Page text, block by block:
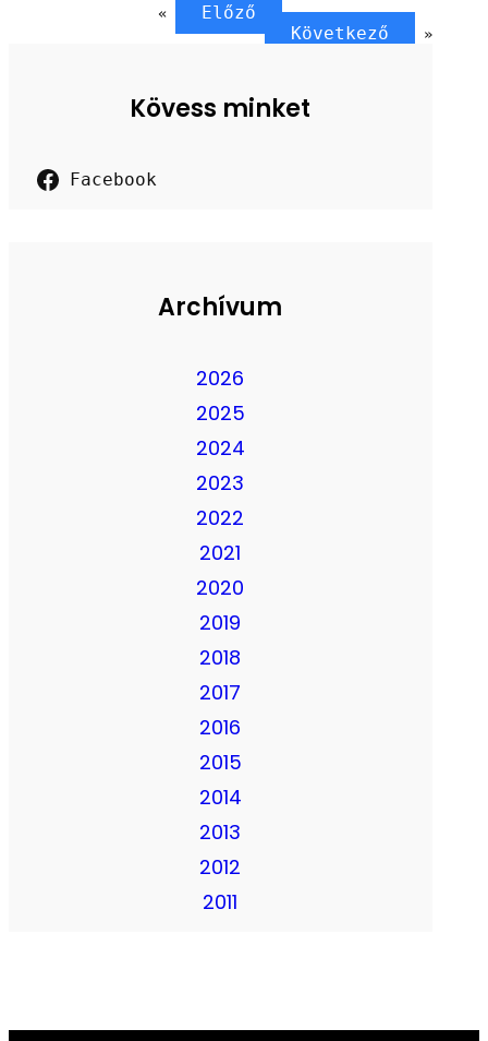
«
Előző
Következő
»
Kövess minket
Facebook
Archívum
2026
2025
2024
2023
2022
2021
2020
2019
2018
2017
2016
2015
2014
2013
2012
2011